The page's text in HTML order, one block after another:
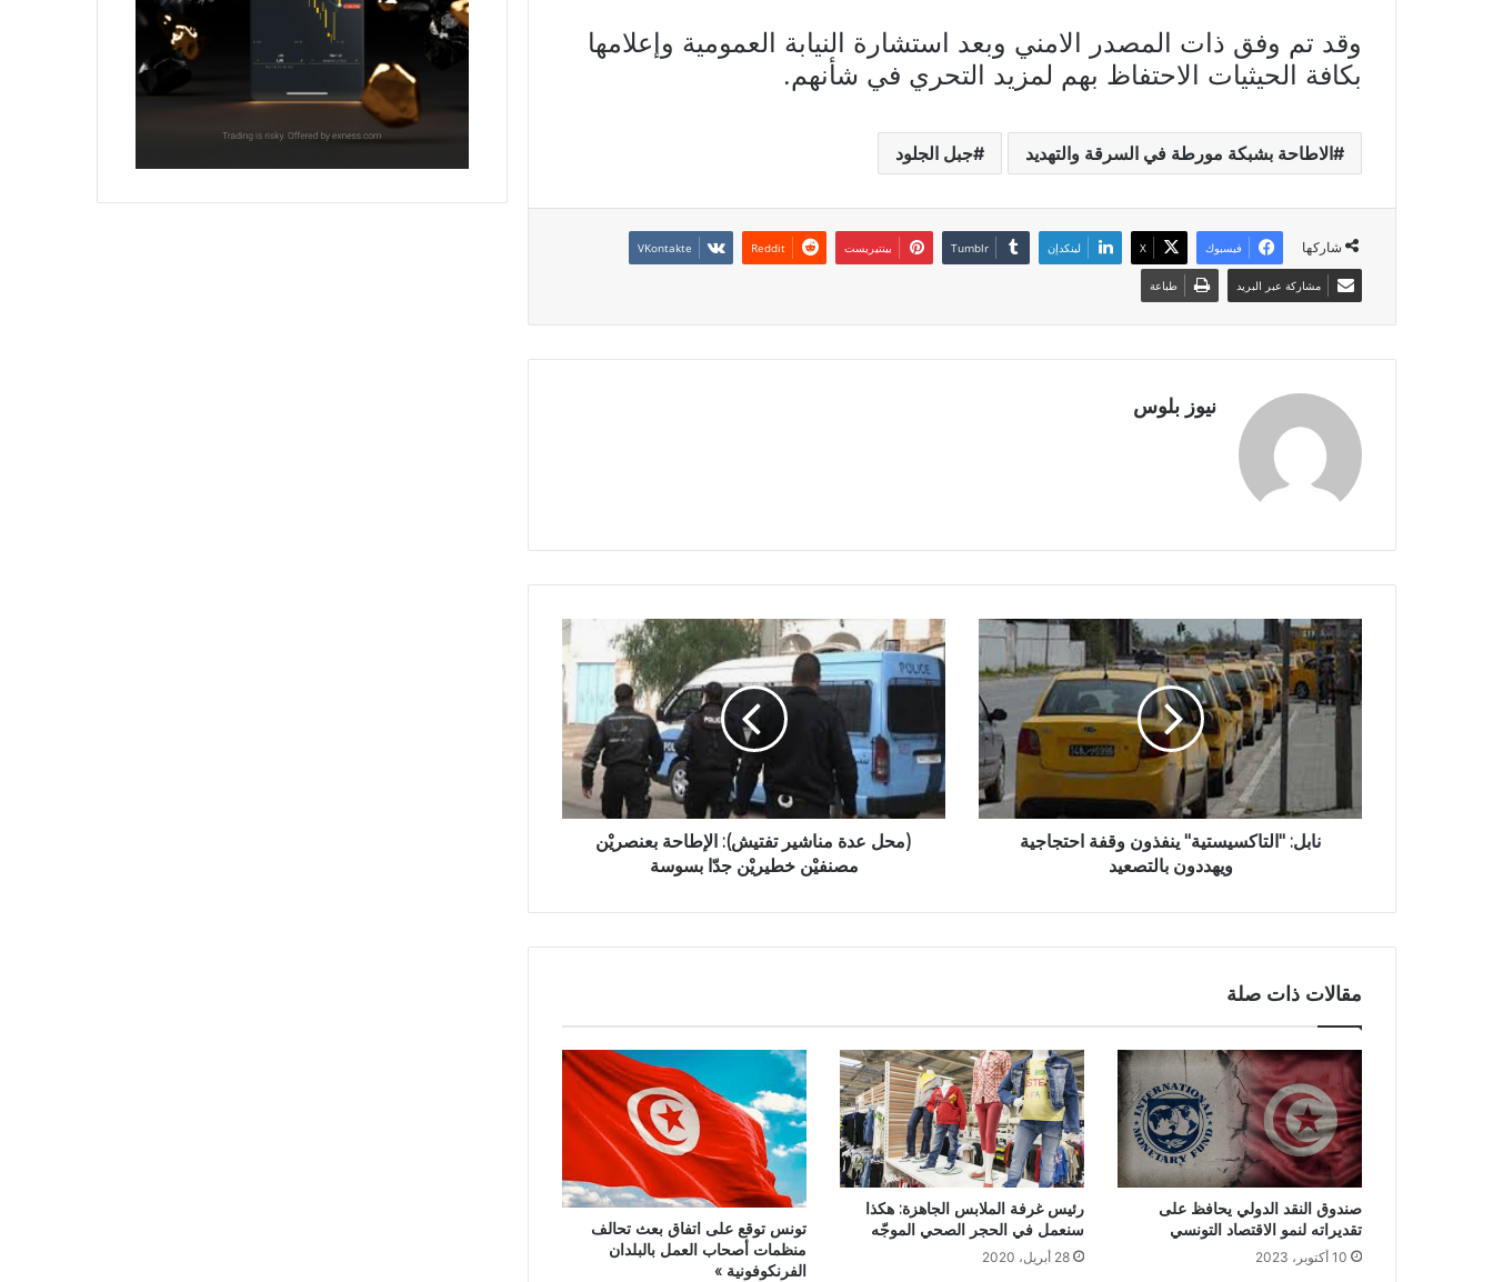
وقد تم وفق ذات المصدر الامني وبعد استشارة النيابة العمومية وإعلامها
بكافة الحيثيات الاحتفاظ بهم لمزيد التحري في شأنهم.
الاطاحة بشبكة مورطة في السرقة والتهديد جبل الجلود
شاركها فيسبوك X لينكدإن بينتيريست
مشاركة عبر البريد طباعة
نيوز بلوس
نابل: "التاكسيستية" ينفذون وقفة احتجاجية
ويهددون بالتصعيد
(محل عدة مناشير تفتيش): الإطاحة بعنصريْن
مصنفيْن خطيريْن جدّا بسوسة
مقالات ذات صلة
صندوق النقد الدولي يحافظ على
تقديراته لنمو الاقتصاد التونسي
10 أكتوبر، 2023
رئيس غرفة الملابس الجاهزة: هكذا
سنعمل في الحجر الصحي الموجّه
28 أبريل، 2020
تونس توقع على اتفاق بعث تحالف
منظمات أصحاب العمل بالبلدان
الفرنكوفونية »